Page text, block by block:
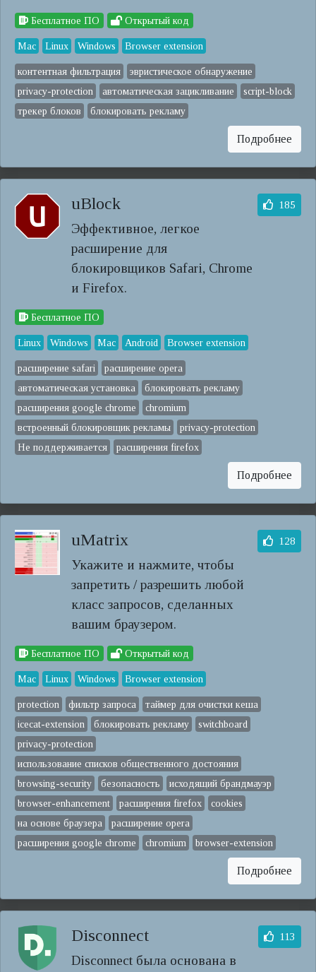
Бесплатное ПО Открытый код
Mac Linux Windows Browser extension
контентная фильтрация
эвристическое обнаружение
privacy-protection
автоматическая зацикливание
script-block
трекер блоков
блокировать рекламу
Подробнее
uBlock
Эффективное, легкое
расширение для
блокировщиков Safari, Chrome
и Firefox.
185
Бесплатное ПО
Linux Windows Mac Android Browser extension
расширение safari
расширение opera
автоматическая установка
блокировать рекламу
расширения google chrome
chromium
встроенный блокировщик рекламы
privacy-protection
Не поддерживается
расширения firefox
Подробнее
uMatrix
Укажите и нажмите, чтобы
запретить / разрешить любой
класс запросов, сделанных
вашим браузером.
128
Бесплатное ПО Открытый код
Mac Linux Windows Browser extension
protection фильтр запроса
таймер для очистки кеша
icecat-extension
блокировать рекламу
switchboard
privacy-protection
использование списков общественного достояния
browsing-security
безопасность
исходящий брандмауэр
browser-enhancement
расширения firefox
cookies
на основе браузера
расширение opera
расширения google chrome
chromium browser-extension
Подробнее
Disconnect
Disconnect была основана в
113